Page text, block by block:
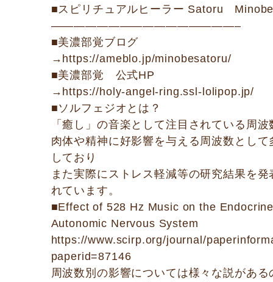
■スピリチュアルヒーラー Satoru
————————————————–
■美濃部覚ブログ
→https://ameblo.jp/minobesatoru/
■美濃部覚 公式HP
→https://holy-angel-ring.ssl-lolipop.jp/
■ソルフェジオとは？
「癒し」の音楽として注目されている周
肉体や精神に好影響を与える周波数とし
しており
また実際にストレス軽減等の研究結果を
れています。
■Effect of 528 Hz Music on the
Autonomic Nervous System
https://www.scirp.org/journal/
paperid=87146
周波数別の影響については様々な説があ